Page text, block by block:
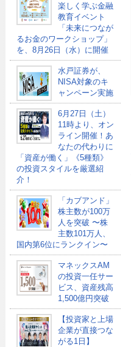
楽しく学ぶ金融
教育イベント
「未来につなが
るお金のワークショップ」
を、8月26日（水）に開催
水戸証券が、
NISA対象のキ
ャンペーン実施
6月27日（土）
11時より、オン
ライン開催！あ
なたの代わりに
「資産が働く」《5種類》
の投資スタイルを厳選紹
介！
「カブアンド」
株主数が100万
人を突破 〜株
主数101万人、
国内第6位にランクイン〜
マネックスAM
の投資一任サー
ビス、資産残高
1,500億円突破
【投資家と上場
企業が直接つな
がる1日】